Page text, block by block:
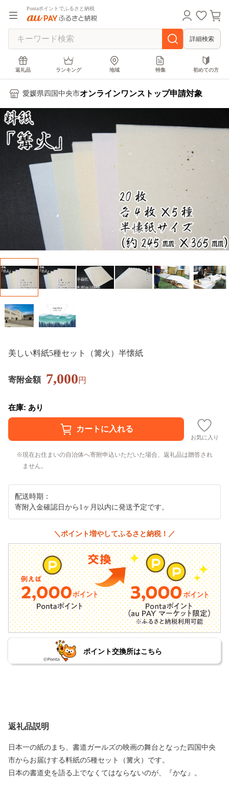
Pontaポイントでふるさと納税
詳細検索
返礼品 ランキング 地域 特集 初めての方
愛媛県四国中央市オンラインワンストップ申請対象
美しい料紙5種セット（篝火）半懐紙
寄附金額 7,000円
在庫: あり
お気に入り
現在お住まいの自治体へ寄附申込いただいた場合、返礼品は贈答され
ません。
配送時期：
寄附入金確認日から1ヶ月以内に発送予定です。
＼ポイント増やしてふるさと納税！／
ポイント交換所はこちら
返礼品説明
日本一の紙のまち、書道ガールズの映画の舞台となった四国中央
市からお届けする料紙の5種セット（篝火）です。
日本の書道史を語る上でなくてはならないのが、『かな』。